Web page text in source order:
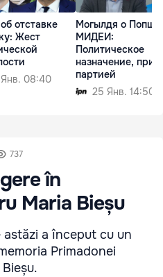
отставке
Жест
08:40
Могылдя о
МИДЕИ:
Политическое
назначение,
партией
25 Янв. 14:50
737
în
Maria Bieșu
astăzi a început cu un
Primadonei